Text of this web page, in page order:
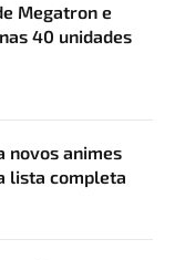
Megatron e
40 unidades
novos animes
lista completa